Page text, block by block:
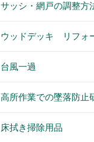
サッシ・網戸の調整方
ウッドデッキ リフォ
台風一過
高所作業での墜落防止
床拭き掃除用品